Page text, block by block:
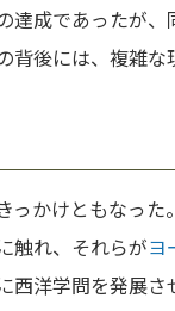
達成であったが
後には、複雑な
っかけともなった。
触れ、それらがヨ
西洋学問を発展